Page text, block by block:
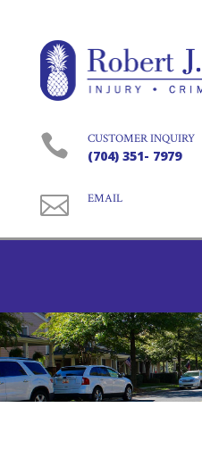
 CUSTOMER INQUIRY
(704) 351- 7979
 EMAIL